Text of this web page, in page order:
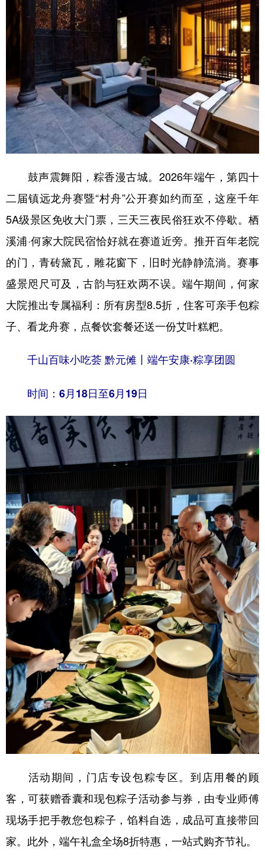
鼓声震舞阳，粽香漫古城。2026年端午，第四十
二届镇远龙舟赛暨“村舟”公开赛如约而至，这座千年
5A级景区免收大门票，三天三夜民俗狂欢不停歇。栖
溪浦·何家大院民宿恰好就在赛道近旁。推开百年老院
的门，青砖黛瓦，雕花窗下，旧时光静静流淌。赛事
盛景咫尺可及，古韵与狂欢两不误。端午期间，何家
大院推出专属福利：所有房型8.5折，住客可亲手包粽
子、看龙舟赛，点餐饮套餐还送一份艾叶糕粑。
千山百味小吃荟 黔元傩丨端午安康·粽享团圆
时间：6月18日至6月19日
活动期间，门店专设包粽专区。到店用餐的顾
客，可获赠香囊和现包粽子活动参与券，由专业师傅
现场手把手教您包粽子，馅料自选，成品可直接带回
家。此外，端午礼盒全场8折特惠，一站式购齐节礼。